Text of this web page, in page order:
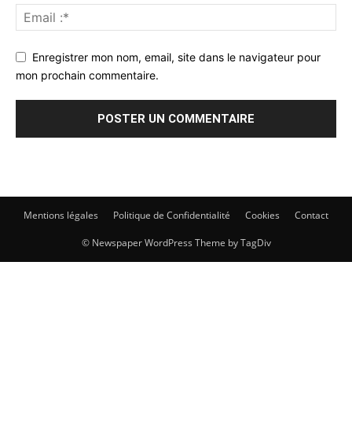
Enregistrer mon nom, email, site dans le navigateur pour
mon prochain commentaire.
Mentions légales Politique de Confidentialité Cookies Contact
© Newspaper WordPress Theme by TagDiv